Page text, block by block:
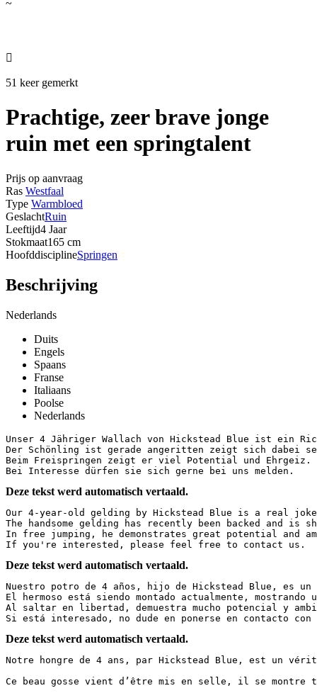
~

51 keer gemerkt
Prachtige, zeer brave jonge
ruin met een springtalent
Prijs op aanvraag
Ras Westfaal
Type Warmbloed
GeslachtRuin
Leeftijd4 Jaar
Stokmaat165 cm
HoofddisciplineSpringen
Beschrijving
Nederlands
Duits
Engels
Spaans
Franse
Italiaans
Poolse
Nederlands
Unser 4 Jähriger Wallach von Hickstead Blue ist ein
Der Schönling ist gerade angeritten zeigt sich dabei
Beim Freispringen zeigt er viel Potential und Ehrgeiz.
Bei Interesse dürfen sie sich gerne bei uns melden.
Deze tekst werd automatisch vertaald.
Our 4-year-old gelding by Hickstead Blue is a real
The handsome gelding has recently been backed and is
In free jumping, he demonstrates great potential and
If you're interested, please feel free to contact us.
Deze tekst werd automatisch vertaald.
Nuestro potro de 4 años, hijo de Hickstead Blue, es
El hermoso está siendo montado actualmente,
Al saltar en libertad, demuestra mucho potencial y
Si está interesado, no dude en ponerse en contacto con
Deze tekst werd automatisch vertaald.
Notre hongre de 4 ans, par Hickstead Blue, est un
Ce beau gosse vient d’être mis en selle, il se